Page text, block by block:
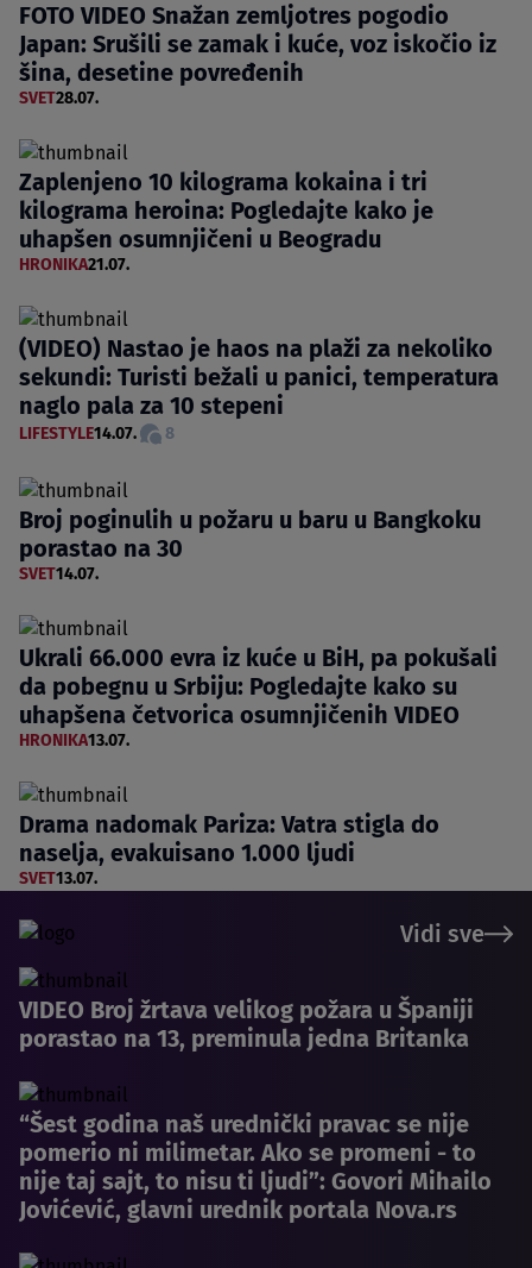
FOTO VIDEO Snažan zemljotres pogodio
Japan: Srušili se zamak i kuće, voz iskočio iz
šina, desetine povređenih
SVET28.07.
Zaplenjeno 10 kilograma kokaina i tri
kilograma heroina: Pogledajte kako je
uhapšen osumnjičeni u Beogradu
HRONIKA21.07.
(VIDEO) Nastao je haos na plaži za nekoliko
sekundi: Turisti bežali u panici, temperatura
naglo pala za 10 stepeni
LIFESTYLE14.07. 8
Broj poginulih u požaru u baru u Bangkoku
porastao na 30
SVET14.07.
Ukrali 66.000 evra iz kuće u BiH, pa pokušali
da pobegnu u Srbiju: Pogledajte kako su
uhapšena četvorica osumnjičenih VIDEO
HRONIKA13.07.
Drama nadomak Pariza: Vatra stigla do
naselja, evakuisano 1.000 ljudi
SVET13.07.
Vidi sve
VIDEO Broj žrtava velikog požara u Španiji
porastao na 13, preminula jedna Britanka
“Šest godina naš urednički pravac se nije
pomerio ni milimetar. Ako se promeni - to
nije taj sajt, to nisu ti ljudi”: Govori Mihailo
Jovićević, glavni urednik portala Nova.rs